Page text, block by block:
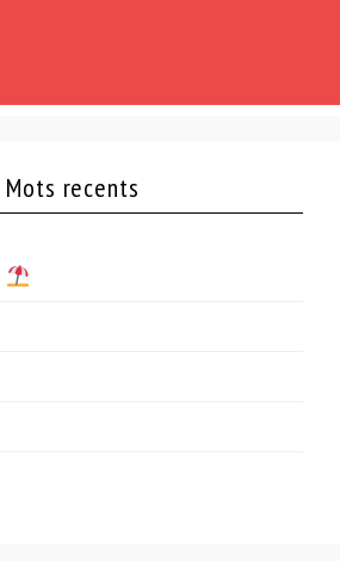
Mots recents